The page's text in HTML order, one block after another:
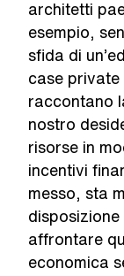
architetti
esempio,
sfida di
case private
raccontano
nostro
risorse in
incentivi
messo, sta
affrontare
economica